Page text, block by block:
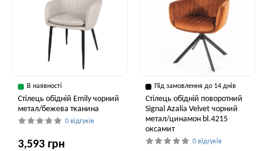
В наявності
Стілець обідній Emily чорний
метал/бежева тканина
0 відгуків
3,593 грн
Під замовлення до 14 днів
Стілець обідній поворотний
Signal Azalia Velvet чорний
метал/цинамон bl.4215
оксамит
0 відгуків